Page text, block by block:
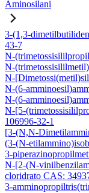
Aminosilani
3-(1,3-
43-7
N-
N-
N-
N-(6-
N-(6-
N-[5-
106996-32-1
[3-(N,N-
(3-(N-
3-
N-[2-(N-
cloridrato CAS:
3-